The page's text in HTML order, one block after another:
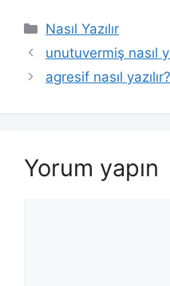
Kategoriler
Nasıl Yazılır
unutuvermiş nasıl
agresif nasıl yazılır?
Yorum yapın